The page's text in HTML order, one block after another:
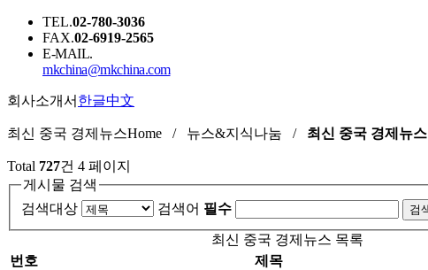
TEL.02-780-3036
FAX.02-6919-2565
E-MAIL.
mkchina@mkchina.com
회사소개서 한글中文
최신 중국 경제뉴스Home / 뉴스&지식나눔 / 최신 중국 경제뉴스
Total 727건 4 페이지
게시물 검색
검색대상
검색어 필수
최신 중국 경제뉴스 목록
번호
제목